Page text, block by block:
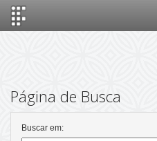
Página de Busca
Buscar em: